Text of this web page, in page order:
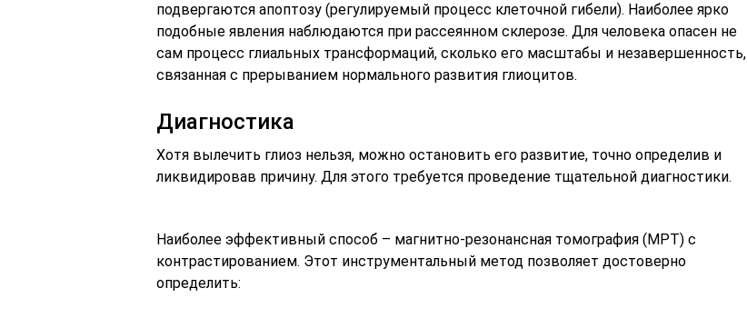
подвергаются апоптозу (регулируемый процесс клеточной гибели). Наиболее ярко
подобные явления наблюдаются при рассеянном склерозе. Для человека опасен не
сам процесс глиальных трансформаций, сколько его масштабы и незавершенность,
связанная с прерыванием нормального развития глиоцитов.
Диагностика
Хотя вылечить глиоз нельзя, можно остановить его развитие, точно определив и
ликвидировав причину. Для этого требуется проведение тщательной диагностики.
Наиболее эффективный способ – магнитно-резонансная томография (МРТ) с
контрастированием. Этот инструментальный метод позволяет достоверно
определить: